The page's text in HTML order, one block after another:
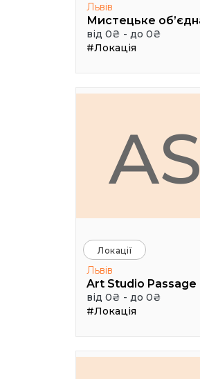
Львів
від 0₴ - до 0₴
#Локація
AS
Локації
Львів
Art Studio Passage
від 0₴ - до 0₴
#Локація